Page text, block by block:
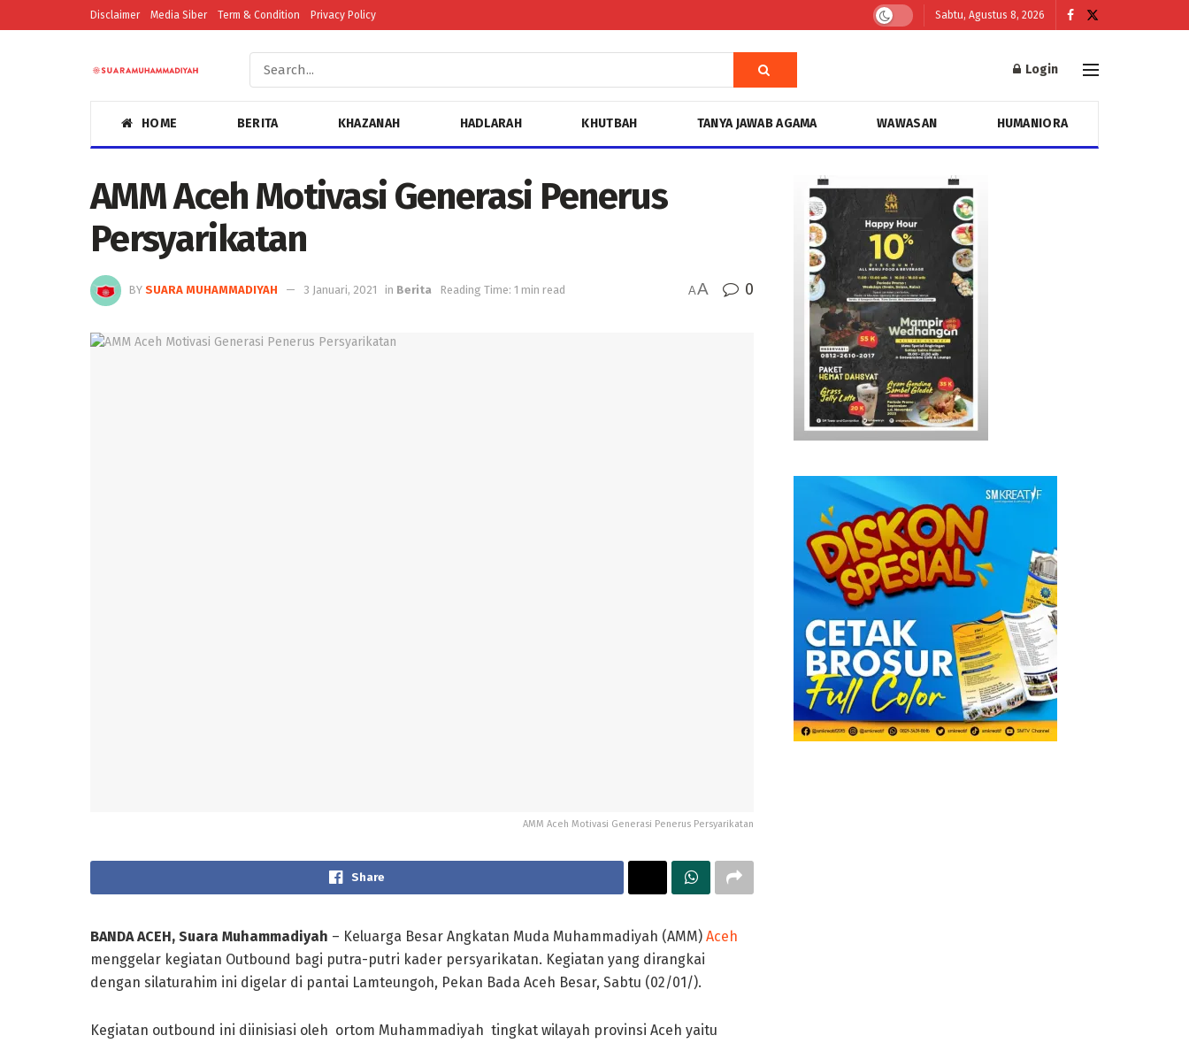
Disclaimer Media Siber Term & Condition Privacy Policy Sabtu, Agustus 8, 2026
Login
HOME BERITA KHAZANAH HADLARAH KHUTBAH TANYA JAWAB AGAMA WAWASAN HUMANIORA
AMM Aceh Motivasi Generasi Penerus
Persyarikatan
BY SUARA MUHAMMADIYAH 3 Januari, 2021 in Berita Reading Time: 1 min read AA 0
AMM Aceh Motivasi Generasi Penerus Persyarikatan
Share
BANDA ACEH, Suara Muhammadiyah – Keluarga Besar Angkatan Muda Muhammadiyah (AMM) Aceh
menggelar kegiatan Outbound bagi putra-putri kader persyarikatan. Kegiatan yang dirangkai
dengan silaturahim ini digelar di pantai Lamteungoh, Pekan Bada Aceh Besar, Sabtu (02/01/).
Kegiatan outbound ini diinisiasi oleh ortom Muhammadiyah tingkat wilayah provinsi Aceh yaitu